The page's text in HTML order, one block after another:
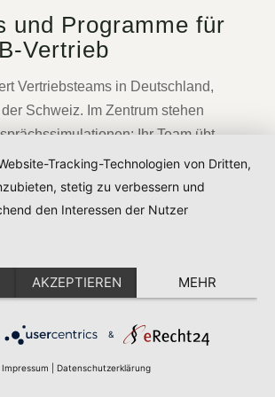
und Programme für
Vertrieb
Vertriebsteams in Deutschland,
Schweiz. Im Zentrum stehen
Ihr Team übt
bis souveränes Verhalten
in diesen Formaten:
Team, ab 6 Teilnehmern. Ihre
Kunden, Ihre echten Fälle. Bei Ihnen
oder online.
Tracking-Technologien von Dritten,
stetig zu verbessern und
den Interessen der Nutzer
AKZEPTIEREN MEHR
&
Impressum Datenschutzerklärung